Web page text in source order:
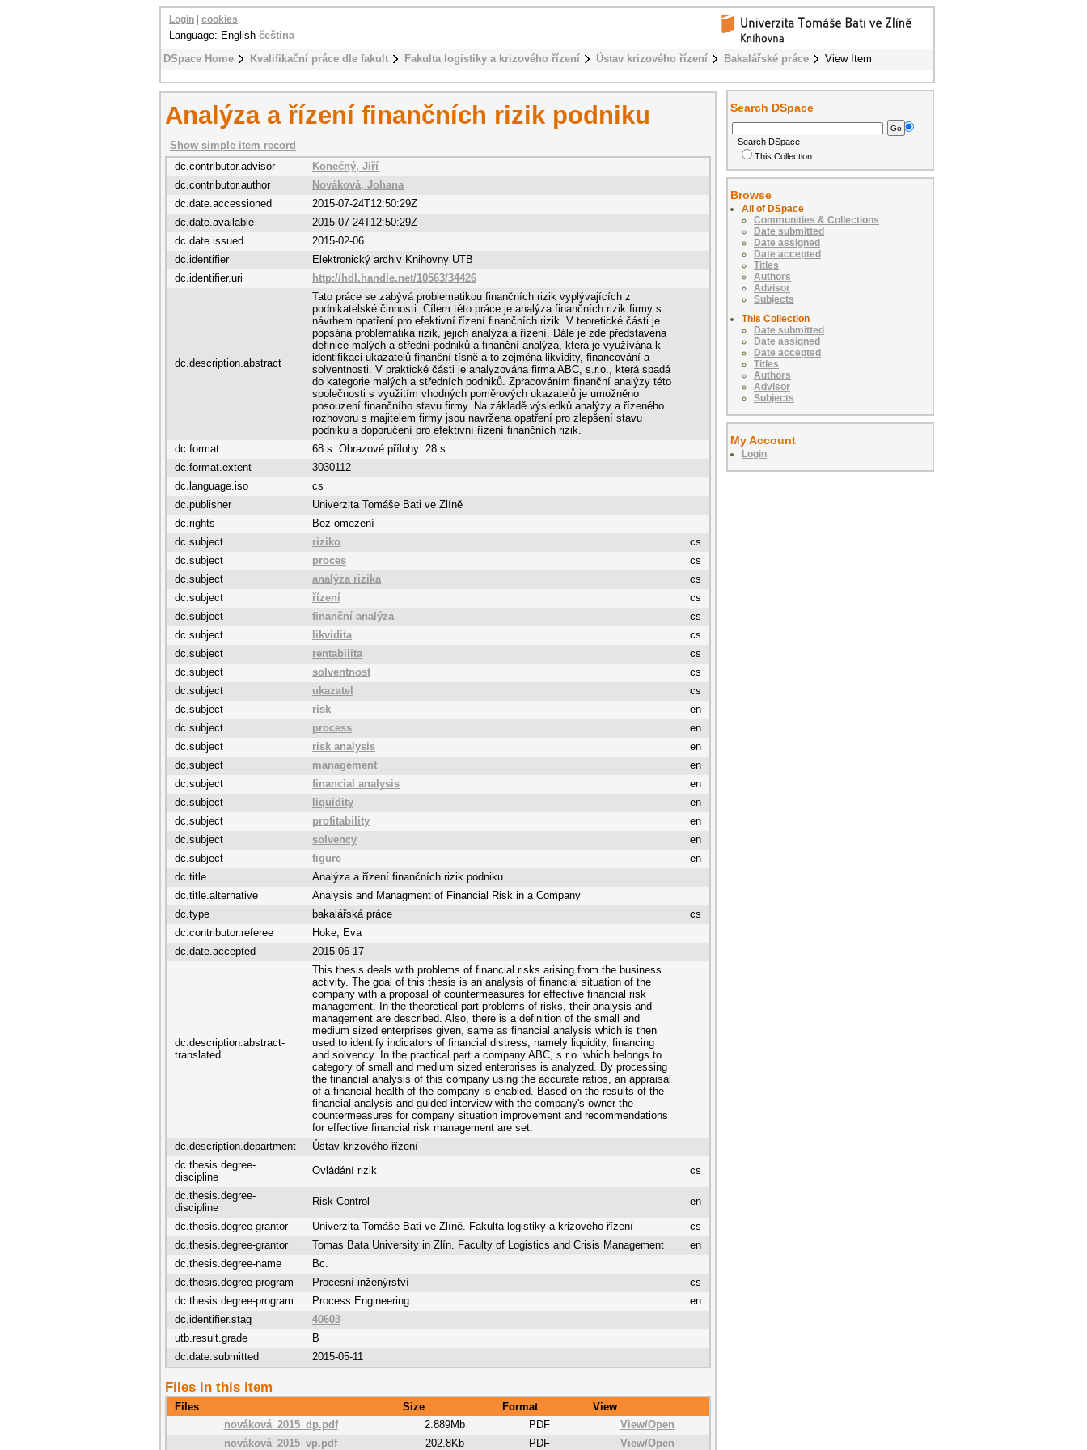
DSpace Home Kvalifikační práce dle fakult Fakulta logistiky a krizového řízení Ústav krizového řízení Bakalářské práce View Item
Login cookies
Language: English čeština
Analýza a řízení finančních rizik podniku
Show simple item record
dc.contributor.advisor
Konečný, Jiří
dc.contributor.author
Nováková, Johana
dc.date.accessioned
2015-07-24T12:50:29Z
dc.date.available
2015-07-24T12:50:29Z
dc.date.issued
2015-02-06
dc.identifier
Elektronický archiv Knihovny UTB
dc.identifier.uri
http://hdl.handle.net/10563/34426
dc.description.abstract
Tato práce se zabývá problematikou finančních rizik vyplývajících z
podnikatelské činnosti. Cílem této práce je analýza finančních rizik firmy s
návrhem opatření pro efektivní řízení finančních rizik. V teoretické části je
popsána problematika rizik, jejich analýza a řízení. Dále je zde představena
definice malých a střední podniků a finanční analýza, která je využívána k
identifikaci ukazatelů finanční tísně a to zejména likvidity, financování a
solventnosti. V praktické části je analyzována firma ABC, s.r.o., která spadá
do kategorie malých a středních podniků. Zpracováním finanční analýzy této
společnosti s využitím vhodných poměrových ukazatelů je umožněno
posouzení finančního stavu firmy. Na základě výsledků analýzy a řízeného
rozhovoru s majitelem firmy jsou navržena opatření pro zlepšení stavu
podniku a doporučení pro efektivní řízení finančních rizik.
dc.format
68 s. Obrazové přílohy: 28 s.
dc.format.extent
3030112
dc.language.iso
cs
dc.publisher
Univerzita Tomáše Bati ve Zlíně
dc.rights
Bez omezení
dc.subject
riziko
cs
dc.subject
proces
cs
dc.subject
analýza rizika
cs
dc.subject
řízení
cs
dc.subject
finanční analýza
cs
dc.subject
likvidita
cs
dc.subject
rentabilita
cs
dc.subject
solventnost
cs
dc.subject
ukazatel
cs
dc.subject
risk
en
dc.subject
process
en
dc.subject
risk analysis
en
dc.subject
management
en
dc.subject
financial analysis
en
dc.subject
liquidity
en
dc.subject
profitability
en
dc.subject
solvency
en
dc.subject
figure
en
dc.title
Analýza a řízení finančních rizik podniku
dc.title.alternative
Analysis and Managment of Financial Risk in a Company
dc.type
bakalářská práce
cs
dc.contributor.referee
Hoke, Eva
dc.date.accepted
2015-06-17
dc.description.abstract-
translated
This thesis deals with problems of financial risks arising from the business
activity. The goal of this thesis is an analysis of financial situation of the
company with a proposal of countermeasures for effective financial risk
management. In the theoretical part problems of risks, their analysis and
management are described. Also, there is a definition of the small and
medium sized enterprises given, same as financial analysis which is then
used to identify indicators of financial distress, namely liquidity, financing
and solvency. In the practical part a company ABC, s.r.o. which belongs to
category of small and medium sized enterprises is analyzed. By processing
the financial analysis of this company using the accurate ratios, an appraisal
of a financial health of the company is enabled. Based on the results of the
financial analysis and guided interview with the company's owner the
countermeasures for company situation improvement and recommendations
for effective financial risk management are set.
dc.description.department
Ústav krizového řízení
dc.thesis.degree-
discipline
Ovládání rizik cs
dc.thesis.degree-
discipline
Risk Control en
dc.thesis.degree-grantor Univerzita Tomáše Bati ve Zlíně. Fakulta logistiky a krizového řízení
cs
dc.thesis.degree-grantor
Tomas Bata University in Zlín. Faculty of Logistics and Crisis Management
en
dc.thesis.degree-name
Bc.
dc.thesis.degree-program
Procesní inženýrství
cs
dc.thesis.degree-program
Process Engineering
en
dc.identifier.stag
40603
utb.result.grade
B
dc.date.submitted
2015-05-11
Files in this item
Files Size Format
View
nováková_2015_dp.pdf
2.889Mb PDF View/Open
nováková_2015_vp.pdf
202.8Kb PDF View/Open
Search DSpace
Search DSpace
This Collection
Browse
All of DSpace
Communities & Collections
Date submitted
Date assigned
Date accepted
Titles
Authors
Advisor
Subjects
This Collection
Date submitted
Date assigned
Date accepted
Titles
Authors
Advisor
Subjects
My Account
Login